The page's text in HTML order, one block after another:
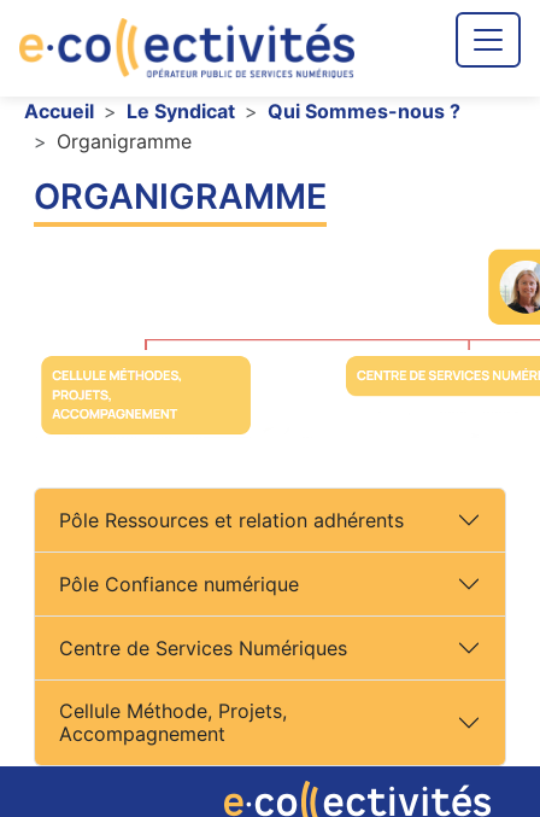
Aller au contenu principal
Fil d'Ariane
Accueil Le Syndicat
Qui Sommes-nous ?
Organigramme
ORGANIGRAMME
Pôle Ressources et relation adhérents
Pôle Confiance numérique
Centre de Services Numériques
Cellule Méthode, Projets,
Accompagnement